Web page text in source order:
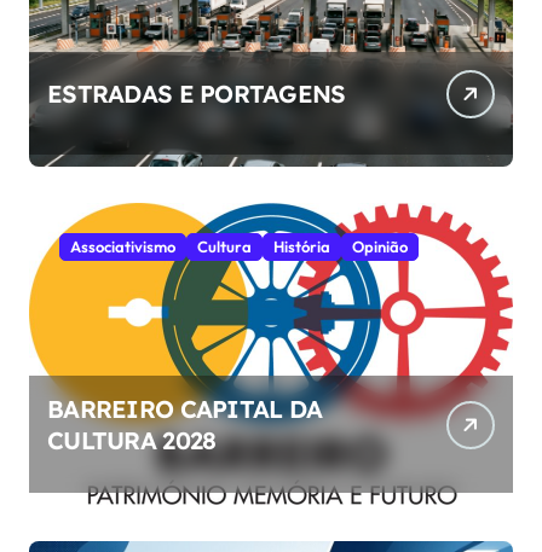
ESTRADAS E PORTAGENS
Associativismo Cultura História Opinião
BARREIRO CAPITAL DA
CULTURA 2028